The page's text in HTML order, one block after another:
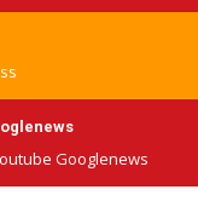
Googlenews